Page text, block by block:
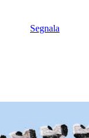
Segnala